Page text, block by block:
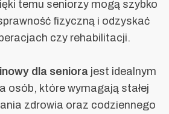
temu seniorzy mogą szybko
fizyczną i odzyskać
czy rehabilitacji.
dla seniorajest idealnym
osób, które wymagają stałej
zdrowia oraz codziennego